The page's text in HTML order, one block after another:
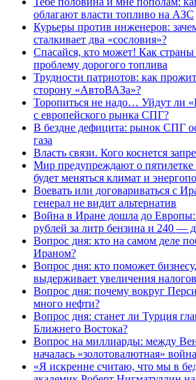
облагают власти топливо на АЗС
Курьеры против инженеров:
сталкивает два «сословия»?
Спасайся, кто может! Как
проблему дорогого топлива
Трудности патриотов: как
сторону «АвтоВАЗа»?
Торопиться не надо… Уйдут ли
с европейского рынка СПГ?
В бездне дефицита: рынок СПГ
газа
Власть связи. Кого коснется
Мир предупреждают о
будет меняться климат и
Воевать или договариваться с
генерал не видит альтернатив
Война в Иране дошла до
рублей за литр бензина и 240 —
Вопрос дня: кто на самом деле
Ираном?
Вопрос дня: кто поможет
выдерживает увеличения
Вопрос дня: почему вокруг
много нефти?
Вопрос дня: станет ли Турция
Ближнего Востока?
Вопрос на миллиарды: между
началась «золотовалютная» война
«Я искренне считаю, что мы в